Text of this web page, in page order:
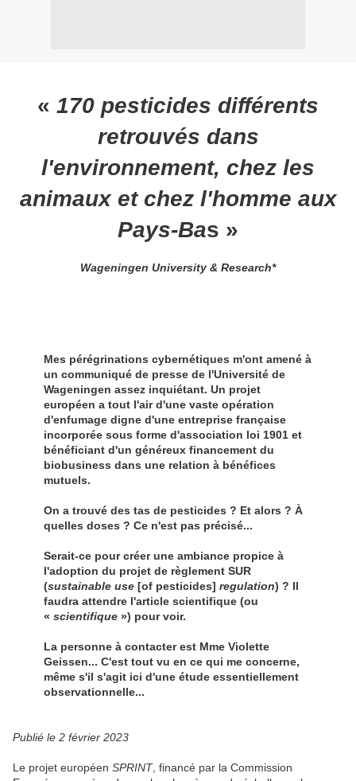
« 170 pesticides différents
retrouvés dans
l'environnement, chez les
animaux et chez l'homme aux
Pays-Bas »
Wageningen University & Research*
Mes pérégrinations cybernétiques m'ont amené à
un communiqué de presse de l'Université de
Wageningen assez inquiétant. Un projet
européen a tout l'air d'une vaste opération
d'enfumage digne d'une entreprise française
incorporée sous forme d'association loi 1901 et
bénéficiant d'un généreux financement du
biobusiness dans une relation à bénéfices
mutuels.
On a trouvé des tas de pesticides ? Et alors ? À
quelles doses ? Ce n'est pas précisé...
Serait-ce pour créer une ambiance propice à
l'adoption du projet de règlement SUR
(sustainable use [of pesticides] regulation) ? Il
faudra attendre l'article scientifique (ou
« scientifique ») pour voir.
La personne à contacter est Mme Violette
Geissen... C'est tout vu en ce qui me concerne,
même s'il s'agit ici d'une étude essentiellement
observationnelle...
Publié le 2 février 2023
Le projet européen SPRINT, financé par la Commission